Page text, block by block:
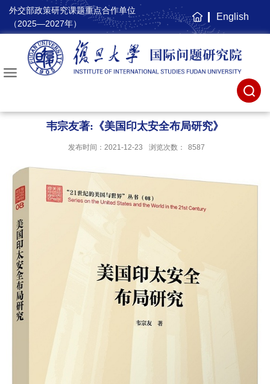
外交部政策研究课题重点合作单位
（2025—2027年）
主
页
English
韦宗友著:《美国印太安全布局研究》
发布时间：2021-12-23 浏览次数： 8587